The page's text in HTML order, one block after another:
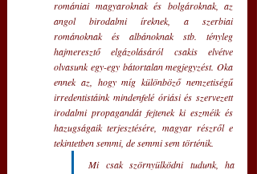
romániai magyaroknak és bolgároknak, az
angol birodalmi íreknek, a szerbiai
románoknak és albánoknak stb. tényleg
hajmeresztő elgázolásáról csakis elvétve
olvasunk egy-egy bátortalan megjegyzést. Oka
ennek az, hogy míg különböző nemzetiségű
irredentistáink mindenfelé óriási és szervezett
irodalmi propagandát fejtenek ki eszméik és
hazugságaik terjesztésére, magyar részről e
tekintetben semmi, de semmi sem történik.
Mi csak szörnyülködni tudunk, ha